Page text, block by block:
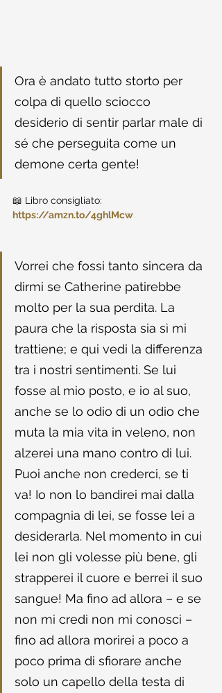
Ora è andato tutto storto per
colpa di quello sciocco
desiderio di sentir parlar male di
sé che perseguita come un
demone certa gente!
📖 Libro consigliato:
https://amzn.to/4ghlMcw
Vorrei che fossi tanto sincera da
dirmi se Catherine patirebbe
molto per la sua perdita. La
paura che la risposta sia sì mi
trattiene; e qui vedi la differenza
tra i nostri sentimenti. Se lui
fosse al mio posto, e io al suo,
anche se lo odio di un odio che
muta la mia vita in veleno, non
alzerei una mano contro di lui.
Puoi anche non crederci, se ti
va! Io non lo bandirei mai dalla
compagnia di lei, se fosse lei a
desiderarla. Nel momento in cui
lei non gli volesse più bene, gli
strapperei il cuore e berrei il suo
sangue! Ma fino ad allora – e se
non mi credi non mi conosci –
fino ad allora morirei a poco a
poco prima di sfiorare anche
solo un capello della testa di